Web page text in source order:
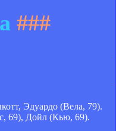
###
Эдуардо (Вела, 79).
69), Дойл (Кью, 69).